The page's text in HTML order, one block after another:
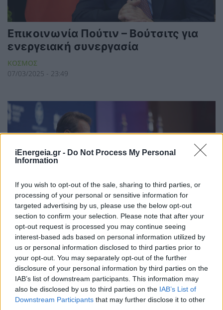
iEnergeia.gr - Do Not Process My Personal
Information
If you wish to opt-out of the sale, sharing to third parties, or
processing of your personal or sensitive information for
targeted advertising by us, please use the below opt-out
section to confirm your selection. Please note that after your
opt-out request is processed you may continue seeing
interest-based ads based on personal information utilized by
us or personal information disclosed to third parties prior to
your opt-out. You may separately opt-out of the further
disclosure of your personal information by third parties on the
IAB’s list of downstream participants. This information may
also be disclosed by us to third parties on the IAB’s List of
Downstream Participants that may further disclose it to other
Επικοινωνία Πούτιν – Βούτσιτς για
ενεργειακή συνεργασία
ΚΟΣΜΟΣ
07/03/2025 - 23:49
Κυρ. Μητσοτάκης: Ευκαιρίες για
επενδύσεις και συνέργειες σε
υποδομές, ενέργεια, διαχείριση
αποβλήτων μεταξύ Ελλάδας και
Σερβίας